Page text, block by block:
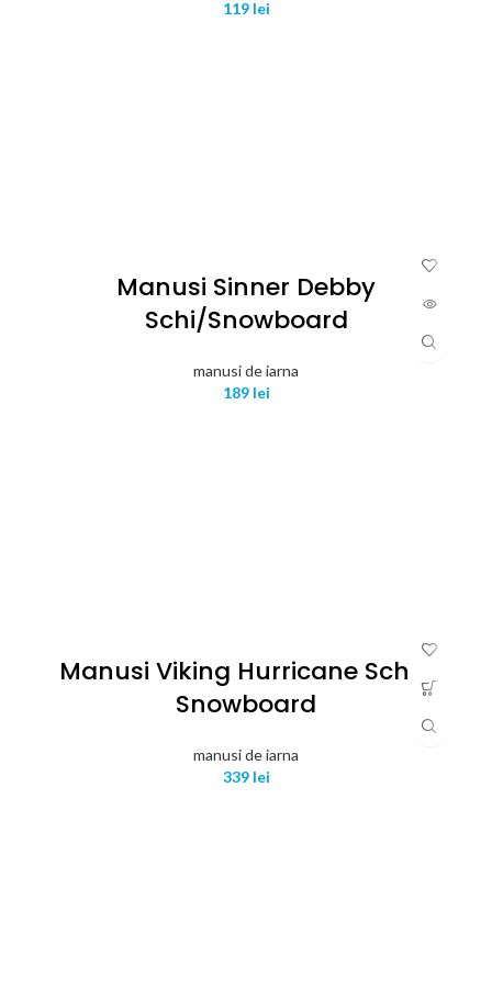
119 lei
Manusi Sinner Debby
Schi/snowboard
manusi de iarna
189 lei
Manusi Viking Hurricane Schi /
Snowboard
manusi de iarna
339 lei